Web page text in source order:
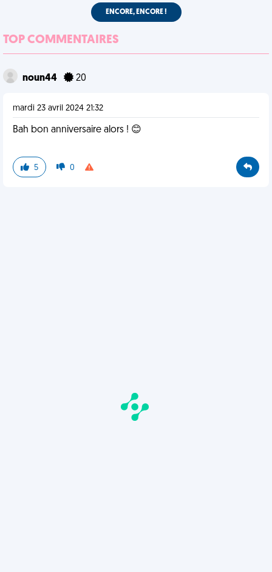
ENCORE, ENCORE !
TOP COMMENTAIRES
noun44 20
mardi 23 avril 2024 21:32
Bah bon anniversaire alors ! 😊
5 0